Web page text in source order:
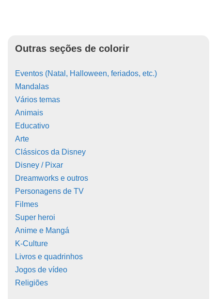
Outras seções de colorir
Eventos (Natal, Halloween, feriados, etc.)
Mandalas
Vários temas
Animais
Educativo
Arte
Clássicos da Disney
Disney / Pixar
Dreamworks e outros
Personagens de TV
Filmes
Super heroi
Anime e Mangá
K-Culture
Livros e quadrinhos
Jogos de vídeo
Religiões